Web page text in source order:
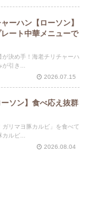
ーハン【ローソン】
ート中華メニューで
が決め手！海老チリチャーハ
引き...
2026.07.15
ソン】食べ応え抜群
ガリマヨ豚カルビ」を食べて
ルビ...
2026.08.04